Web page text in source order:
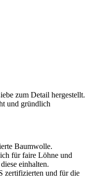
zum Detail hergestellt.
und gründlich
Baumwolle.
für faire Löhne und
einhalten.
zertifizierten und für die